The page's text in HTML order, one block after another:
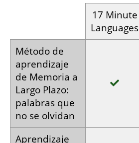
17 Minute
Languages
Método de
aprendizaje
de Memoria a
Largo Plazo:
palabras que
no se olvidan
Aprendizaje